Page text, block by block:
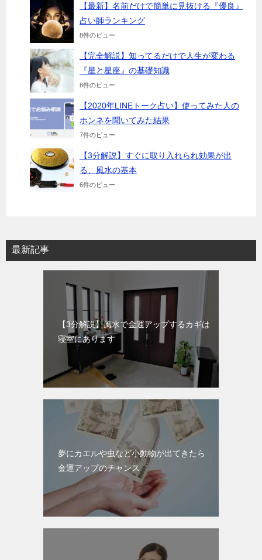
【最新】名前だけで簡単に見抜ける『優良』
占い師ランキング
8件のビュー
【完全解説】知ってるだけで人生が変わる
『星と星座』の基礎知識
8件のビュー
【2020年LINEトーク占い】使ってみた人の
ホンネを聞いてみた結果
7件のビュー
【3分解説】すぐに取り入れられ効果が出
る、風水の基本
6件のビュー
最新記事
【3分解説】風水で金運アップするカギは
寝室にあります
夢にカエルや虫など小動物が出てきたら
金運アップのチャンス